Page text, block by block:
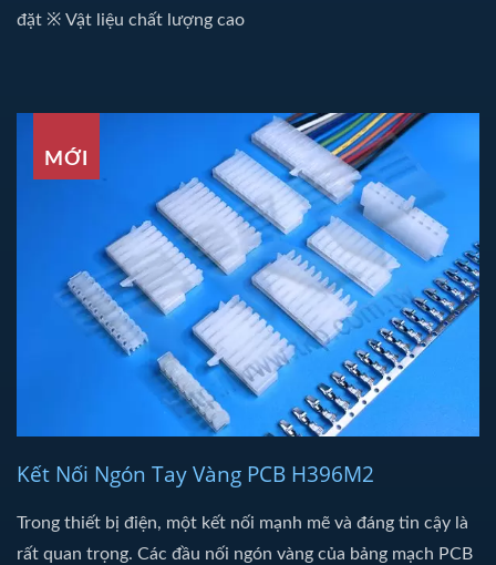
đặt ※ Vật liệu chất lượng cao
MỚI
Kết Nối Ngón Tay Vàng PCB H396M2
Trong thiết bị điện, một kết nối mạnh mẽ và đáng tin cậy là
rất quan trọng. Các đầu nối ngón vàng của bảng mạch PCB